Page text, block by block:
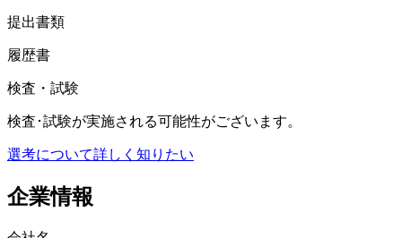
提出書類
履歴書
検査・試験
検査･試験が実施される可能性がございます。
選考について詳しく知りたい
企業情報